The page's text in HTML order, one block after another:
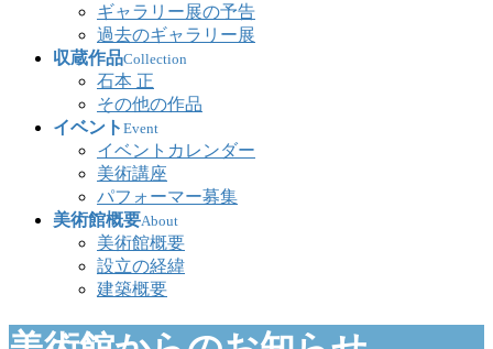
ギャラリー展の予告
過去のギャラリー展
収蔵作品Collection
石本 正
その他の作品
イベント Event
イベントカレンダー
美術講座
パフォーマー募集
美術館概要About
美術館概要
設立の経緯
建築概要